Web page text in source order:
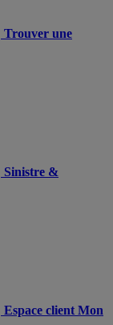
Trouver une
Sinistre &
Espace client Mon